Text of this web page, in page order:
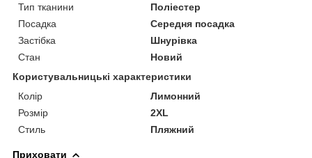
Тип тканини
Поліестер
Посадка
Середня посадка
Застібка
Шнурівка
Стан
Новий
Користувальницькі характеристики
Колір
Лимонний
Розмір
2XL
Стиль
Пляжний
Приховати